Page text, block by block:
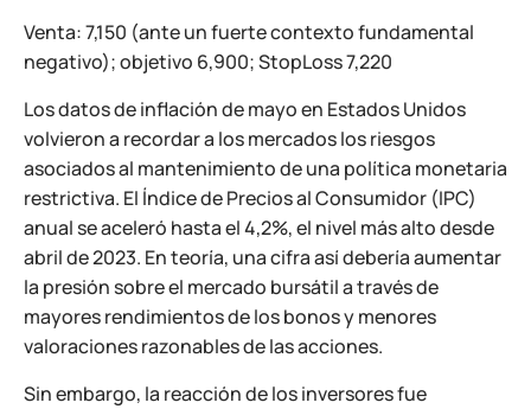
Venta: 7,150 (ante un fuerte contexto fundamental
negativo); objetivo 6,900; StopLoss 7,220
Los datos de inflación de mayo en Estados Unidos
volvieron a recordar a los mercados los riesgos
asociados al mantenimiento de una política monetaria
restrictiva. El Índice de Precios al Consumidor (IPC)
anual se aceleró hasta el 4,2%, el nivel más alto desde
abril de 2023. En teoría, una cifra así debería aumentar
la presión sobre el mercado bursátil a través de
mayores rendimientos de los bonos y menores
valoraciones razonables de las acciones.
Sin embargo, la reacción de los inversores fue